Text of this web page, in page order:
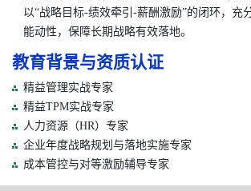
以“战略目标-绩效牵引-薪酬激励”的闭环，充
能动性，保障长期战略有效落地。
教育背景与资质认证
精益管理实战专家
精益TPM实战专家
人力资源（HR）专家
企业年度战略规划与落地实施专家
成本管控与对等激励辅导专家